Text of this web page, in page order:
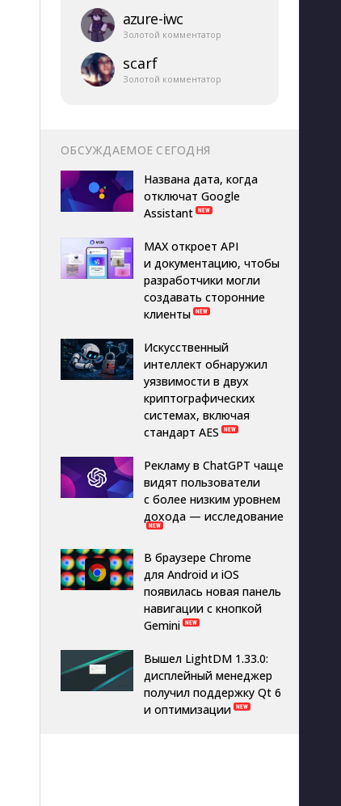
azure-​iwc
Золотой комментатор
scarf
Золотой комментатор
ОБСУЖДАЕМОЕ СЕГОДНЯ
Названа дата, когда
отключат Google
Assistant
MAX откроет API
и документацию, чтобы
разработчики могли
создавать сторонние
клиенты
Искусственный
интеллект обнаружил
уязвимости в двух
криптографических
системах, включая
стандарт AES
Рекламу в ChatGPT чаще
видят пользователи
с более низким уровнем
дохода — исследование
В браузере Chrome
для Android и iOS
появилась новая панель
навигации с кнопкой
Gemini
Вышел LightDM 1.33.0:
дисплейный менеджер
получил поддержку Qt 6
и оптимизации